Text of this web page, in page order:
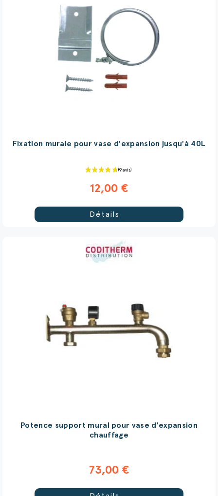
Fixation murale pour vase d'expansion jusqu'à 40L
12,00 €
Détails
Potence support mural pour vase d'expansion
chauffage
73,00 €